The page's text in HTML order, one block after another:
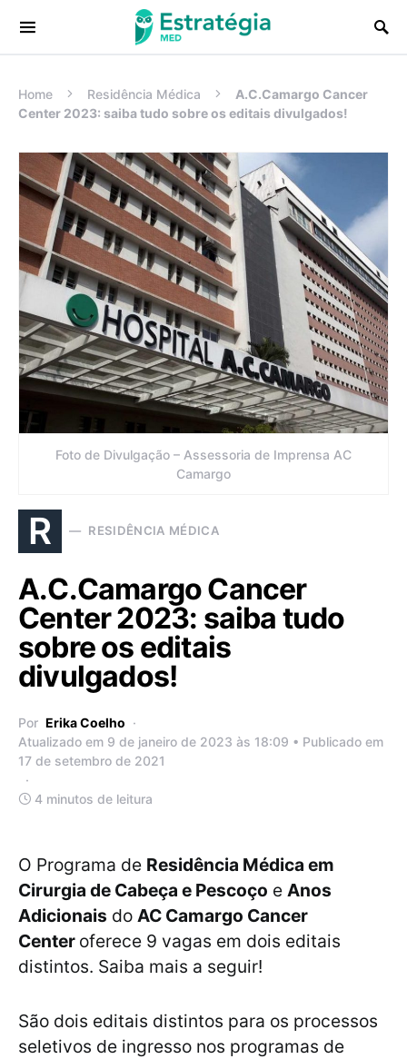
Procurar:
Home Residência Médica
A.C.Camargo Cancer
Center 2023: saiba tudo sobre os editais divulgados!
Foto de Divulgação – Assessoria de Imprensa AC
Camargo
R RESIDÊNCIA MÉDICA
A.C.Camargo Cancer
Center 2023: saiba tudo
sobre os editais
divulgados!
Por Erika Coelho
Atualizado em 9 de janeiro de 2023 às 18:09 • Publicado em
17 de setembro de 2021
4 minutos de leitura
O Programa de Residência Médica em
Cirurgia de Cabeça e Pescoço e Anos
Adicionais do AC Camargo Cancer
Center oferece 9 vagas em dois editais
distintos. Saiba mais a seguir!
São dois editais distintos para os processos
seletivos de ingresso nos programas de